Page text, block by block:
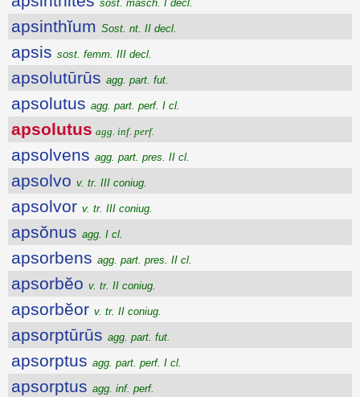
sost. masch. I decl.
apsinthĭum Sost. nt. II decl.
apsis sost. femm. III decl.
apsolutūrūs agg. part. fut.
apsolutus agg. part. perf. I cl.
apsolutus agg. inf. perf.
apsolvens agg. part. pres. II cl.
apsolvo v. tr. III coniug.
apsolvor v. tr. III coniug.
apsŏnus agg. I cl.
apsorbens agg. part. pres. II cl.
apsorbĕo v. tr. II coniug.
apsorbĕor v. tr. II coniug.
apsorptūrūs agg. part. fut.
apsorptus agg. part. perf. I cl.
apsorptus agg. inf. perf.